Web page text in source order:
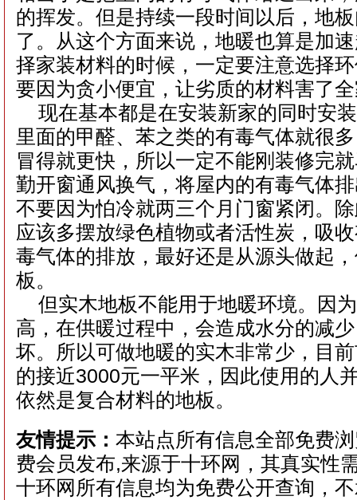
的挥发。但是持续一段时间以后，地
了。从这个方面来说，地暖也算是加
择家装材料的时候，一定要注意选择
要因为贪小便宜，让劣质的材料害了
现在基本都是在安装新家的同时安
里面的甲醛、苯之类的有毒气体就很
冒得就更快，所以一定不能刚装修完
勤开窗通风换气，将屋内的有毒气体
不要因为怕冷就两三个月门窗紧闭。
应该多摆放绿色植物或者活性炭，吸
毒气体的排放，最好还是从源头做起
板。
但实木地板不能用于地暖环境。因
高，在供暖过程中，会造成水分的减
坏。所以可做地暖的实木非常少，目
的接近3000元一平米，因此使用的人
依然是复合材料的地板。
友情提示：本站点所有信息全部免费
费会员发布,来源于十环网，其真实性
十环网所有信息均为免费公开查询，